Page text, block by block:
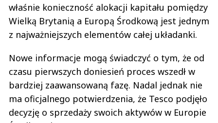
właśnie konieczność alokacji kapitału pomiędzy
Wielką Brytanią a Europą Środkową jest jednym
z najważniejszych elementów całej układanki.
Nowe informacje mogą świadczyć o tym, że od
czasu pierwszych doniesień proces wszedł w
bardziej zaawansowaną fazę. Nadal jednak nie
ma oficjalnego potwierdzenia, że Tesco podjęło
decyzję o sprzedaży swoich aktywów w Europie